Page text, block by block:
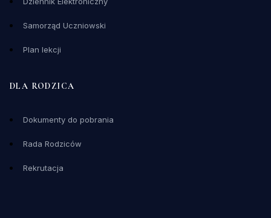
Samorząd Uczniowski
Plan lekcji
DLA RODZICA
Dokumenty do pobrania
Rada Rodziców
Rekrutacja